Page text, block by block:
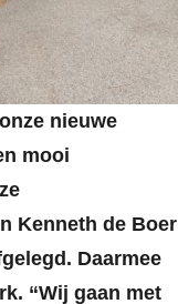
nieuwe
mooi
Kenneth de Boer
Daarmee
“Wij gaan met